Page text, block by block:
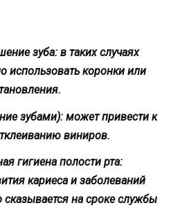
зуба: в таких случаях
использовать коронки или
зубами): может привести к
виниров.
гигиена полости рта:
кариеса и заболеваний
сказывается на сроке службы